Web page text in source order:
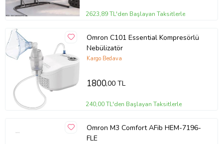
2623,89 TL'den Başlayan Taksitlerle
Omron C101 Essential Kompresörlü
Nebülizatör
Kargo Bedava
1800,00 TL
240,00 TL'den Başlayan Taksitlerle
Omron M3 Comfort AFib HEM-7196-
FLE